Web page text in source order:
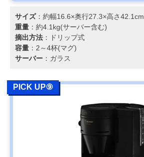
サイズ：約幅16.6×奥行27.3×高さ42.1cm
重量 ：約4.1kg(サーバー含む)
摘出方法 ：ドリップ式
容量 ：2～4杯(マグ)
サーバー ：ガラス
PICK UP⑨